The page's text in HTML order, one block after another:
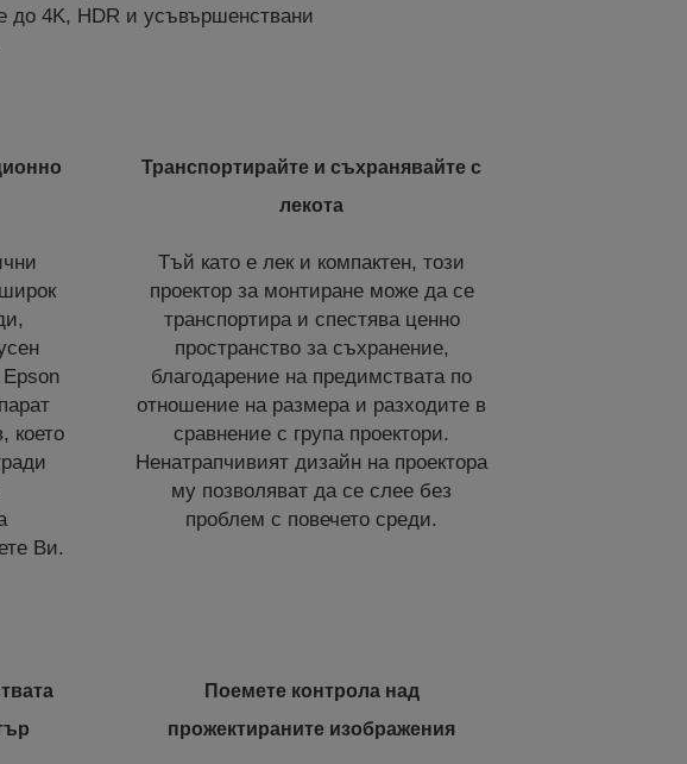
до 4K, HDR и усъвършенствани
което
Ви.
Транспортирайте и съхранявайте с
лекота
Тъй като е лек и компактен, този
проектор за монтиране може да се
транспортира и спестява ценно
пространство за съхранение,
благодарение на предимствата по
отношение на размера и разходите в
сравнение с група проектори.
Ненатрапчивият дизайн на проектора
му позволяват да се слее без
проблем с повечето среди.
Поемете контрола над
прожектираните изображения